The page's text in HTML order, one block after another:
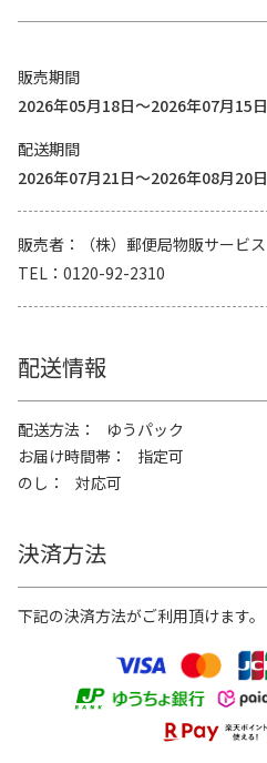
販売期間
2026年05月18日～2026年07月15日
配送期間
2026年07月21日～2026年08月20日
販売者
（株）郵便局物販サービス
TEL
0120-92-2310
配送情報
配送方法
ゆうパック
お届け時間帯
指定可
のし
対応可
決済方法
下記の決済方法がご利用頂けます。